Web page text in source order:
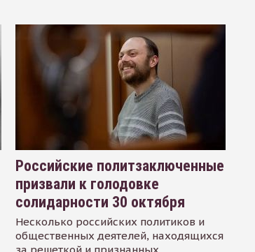
Российские политзаключенные
призвали к голодовке
солидарности 30 октября
Несколько российских политиков и
общественных деятелей, находящихся